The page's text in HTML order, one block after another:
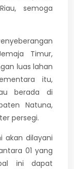
semoga
Timur,
luas lahan
itu,
berada di
Natuna,
persegi.
akan dilayani
01 yang
ini dapat